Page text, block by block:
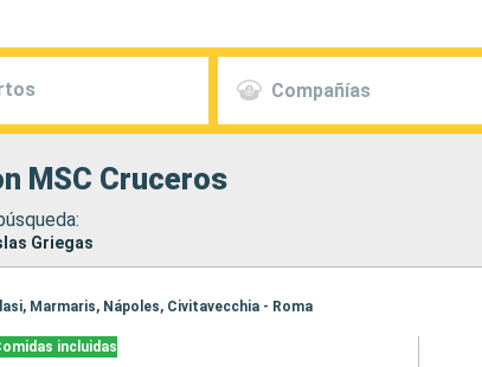
Compañías
MSC Cruceros
Griegas
Marmaris, Nápoles, Civitavecchia - Roma
incluidas